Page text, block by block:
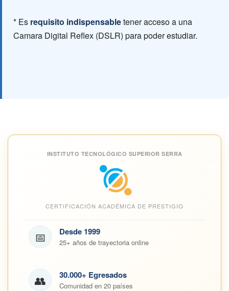
* Es requisito indispensabletener acceso a una
Camara Digital Reflex (DSLR) para poder estudiar.
INSTITUTO TECNOLÓGICO SUPERIOR SERRA
CERTIFICACIÓN ACADÉMICA DE PRESTIGIO
📅 Desde 1999
25+ años de trayectoria online
👥 30.000+ Egresados
Comunidad en 20 países